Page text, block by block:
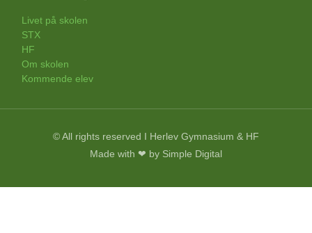
Livet på skolen
STX
HF
Om skolen
Kommende elev
© All rights reserved I Herlev Gymnasium & HF
Made with ❤ by Simple Digital